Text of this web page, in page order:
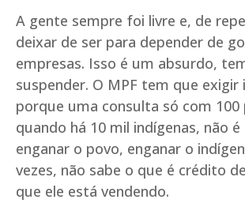
A gente sempre foi livre e, de
deixar de ser para depender de
empresas. Isso é um absurdo,
suspender. O MPF tem que exigir
porque uma consulta só com 100
quando há 10 mil indígenas, não é
enganar o povo, enganar o
vezes, não sabe o que é crédito
que ele está vendendo.